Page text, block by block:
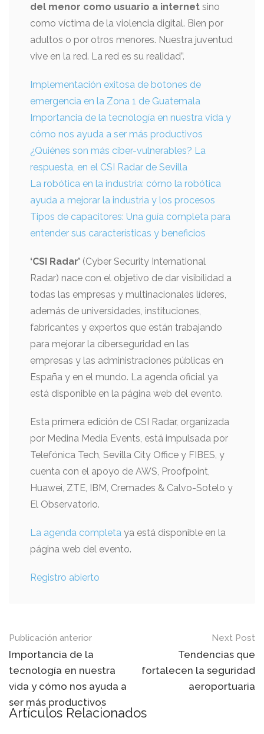
del menor como usuario a internet sino
como víctima de la violencia digital. Bien por
adultos o por otros menores. Nuestra juventud
vive en la red. La red es su realidad”.
Implementación exitosa de botones de
emergencia en la Zona 1 de Guatemala
Importancia de la tecnología en nuestra vida y
cómo nos ayuda a ser más productivos
¿Quiénes son más ciber-vulnerables? La
respuesta, en el CSI Radar de Sevilla
La robótica en la industria: cómo la robótica
ayuda a mejorar la industria y los procesos
Tipos de capacitores: Una guía completa para
entender sus características y beneficios
‘CSI Radar’ (Cyber Security International
Radar) nace con el objetivo de dar visibilidad a
todas las empresas y multinacionales líderes,
además de universidades, instituciones,
fabricantes y expertos que están trabajando
para mejorar la ciberseguridad en las
empresas y las administraciones públicas en
España y en el mundo. La agenda oficial ya
está disponible en la página web del evento.
Esta primera edición de CSI Radar, organizada
por Medina Media Events, está impulsada por
Telefónica Tech, Sevilla City Office y FIBES, y
cuenta con el apoyo de AWS, Proofpoint,
Huawei, ZTE, IBM, Cremades & Calvo-Sotelo y
El Observatorio.
La agenda completa ya está disponible en la
página web del evento.
Registro abierto
Mensaje
de
navegación
Publicación anterior
Importancia de la
tecnología en nuestra
vida y cómo nos ayuda a
ser más productivos
Next Post
Tendencias que
fortalecen la seguridad
aeroportuaria
Artículos Relacionados